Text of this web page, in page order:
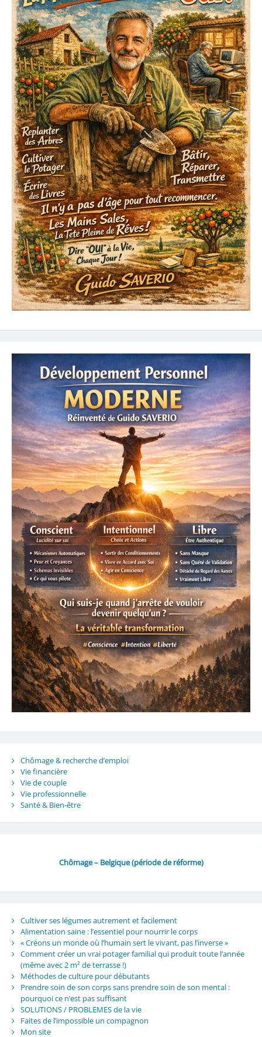
Chômage & recherche d’emploi
Vie financière
Vie de couple
Vie professionnelle
Santé & Bien-être
Chômage – Belgique (période de réforme)
Cultiver ses légumes autrement et facilement
Alimentation saine : l’essentiel pour nourrir le corps
« Créons un monde où l’humain sert le vivant, pas l’inverse »
Comment créer un vrai potager familial qui produit toute l’année
(même avec 2 m² de terrasse !)
Méthodes de culture pour débutants
Prendre soin de son corps sans prendre soin de son mental :
pourquoi ce n’est pas suffisant
SOLUTIONS / PROBLEMES de la vie
Faites de l’impossible un compagnon
Mon site